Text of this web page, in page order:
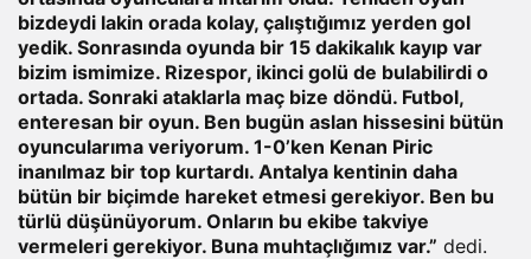
bizdeydi lakin orada kolay, çalıştığımız yerden gol
yedik. Sonrasında oyunda bir 15 dakikalık kayıp var
bizim ismimize. Rizespor, ikinci golü de bulabilirdi o
ortada. Sonraki ataklarla maç bize döndü. Futbol,
enteresan bir oyun. Ben bugün aslan hissesini bütün
oyuncularıma veriyorum. 1-0’ken Kenan Piric
inanılmaz bir top kurtardı. Antalya kentinin daha
bütün bir biçimde hareket etmesi gerekiyor. Ben bu
türlü düşünüyorum. Onların bu ekibe takviye
vermeleri gerekiyor. Buna muhtaçlığımız var.” dedi.